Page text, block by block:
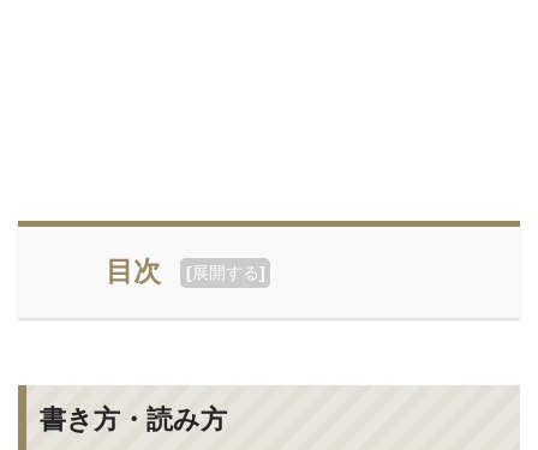
目次 [展開する]
書き方・読み方